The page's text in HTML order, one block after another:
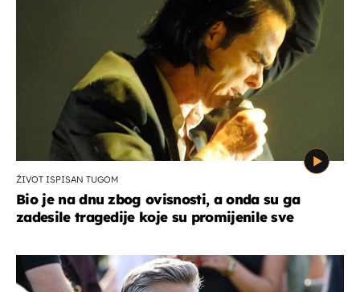
ŽIVOT ISPISAN TUGOM
Bio je na dnu zbog ovisnosti, a onda su ga
zadesile tragedije koje su promijenile sve